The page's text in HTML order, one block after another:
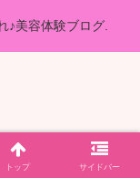
♪美容体験ブログ.
トップ サイドバー